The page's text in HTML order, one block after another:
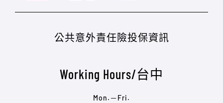
公共意外責任險投保資訊
Working Hours/台中
Mon.－Fri.